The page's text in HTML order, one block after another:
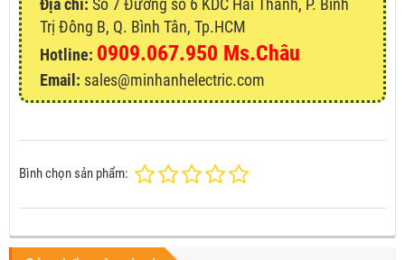
Trị Đông B, Q. Bình Tân, Tp.HCM
Hotline: 0909.067.950 Ms.Châu
Email: sales@minhanhelectric.com
Bình chọn sản phẩm: